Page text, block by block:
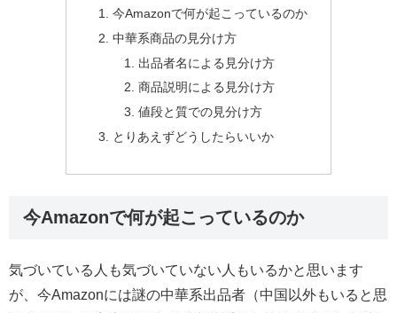
今Amazonで何が起こっているのか
中華系商品の見分け方
出品者名による見分け方
商品説明による見分け方
値段と質での見分け方
とりあえずどうしたらいいか
今Amazonで何が起こっているのか
気づいている人も気づいていない人もいるかと思います
が、今Amazonには謎の中華系出品者（中国以外もいると思